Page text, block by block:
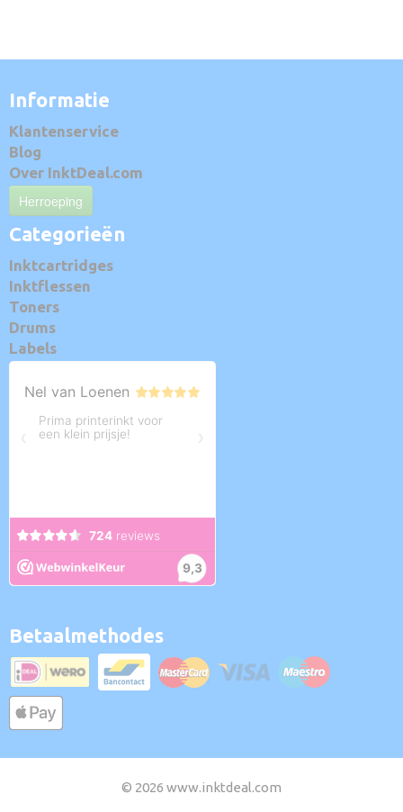
Informatie
Klantenservice
Blog
Over InktDeal.com
Herroeping
Categorieën
Inktcartridges
Inktflessen
Toners
Drums
Labels
Betaalmethodes
© 2026 www.inktdeal.com